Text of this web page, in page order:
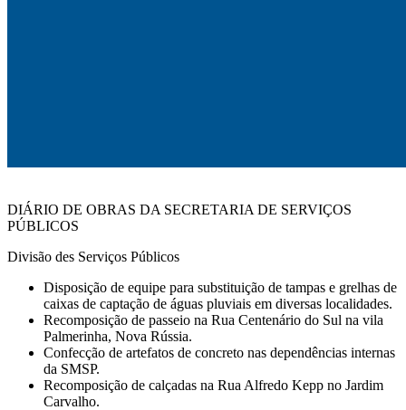
DIÁRIO DE OBRAS DA SECRETARIA DE SERVIÇOS
PÚBLICOS
Divisão des Serviços Públicos
Disposição de equipe para substituição de tampas e grelhas de
caixas de captação de águas pluviais em diversas localidades.
Recomposição de passeio na Rua Centenário do Sul na vila
Palmerinha, Nova Rússia.
Confecção de artefatos de concreto nas dependências internas
da SMSP.
Recomposição de calçadas na Rua Alfredo Kepp no Jardim
Carvalho.